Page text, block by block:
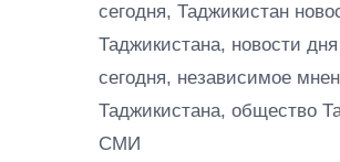
сегодня, Таджикистан
Таджикистана, новости
сегодня, независимое
Таджикистана, общество
СМИ